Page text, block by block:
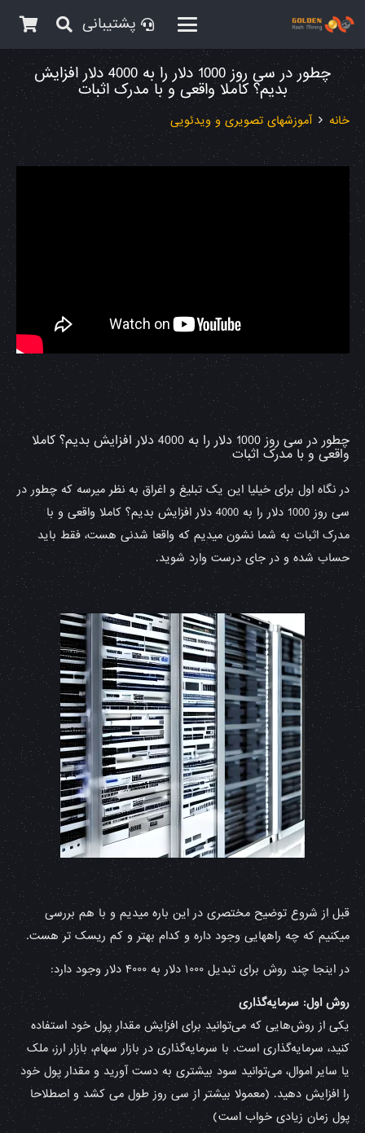
پشتیبانی
چطور در سی روز 1000 دلار را به 4000 دلار افزایش
بدیم؟ کاملا واقعی و با مدرک اثبات
خانه آموزشهای تصویری و ویدئویی
چطور در سی روز 1000 دلار را به 4000 دلار افزایش بدیم؟ کاملا
واقعی و با مدرک اثبات
در نگاه اول برای خیلیا این یک تبلیغ و اغراق به نظر میرسه که چطور در
سی روز 1000 دلار را به 4000 دلار افزایش بدیم؟ کاملا واقعی و با
مدرک اثبات به شما نشون میدیم که واقعا شدنی هست، فقط باید
حساب شده و در جای درست وارد شوید.
قبل از شروع توضیح مختصری در این باره میدیم و با هم بررسی
میکنیم که چه راههایی وجود داره و کدام بهتر و کم ریسک تر هست.
در اینجا چند روش برای تبدیل ۱۰۰۰ دلار به ۴۰۰۰ دلار وجود دارد:
روش اول: سرمایه‌گذاری
یکی از روش‌هایی که می‌توانید برای افزایش مقدار پول خود استفاده
کنید، سرمایه‌گذاری است. با سرمایه‌گذاری در بازار سهام، بازار ارز، ملک
یا سایر اموال، می‌توانید سود بیشتری به دست آورید و مقدار پول خود
را افزایش دهید. (معمولا بیشتر از سی روز طول می کشد و اصطلاحا
پول زمان زیادی خواب است)